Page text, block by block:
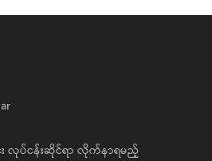
လုပ်ငန်းဆိုင်ရာ လိုက်နာရမည့်